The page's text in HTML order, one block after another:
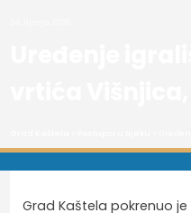
Grad Kaštela pokrenuo